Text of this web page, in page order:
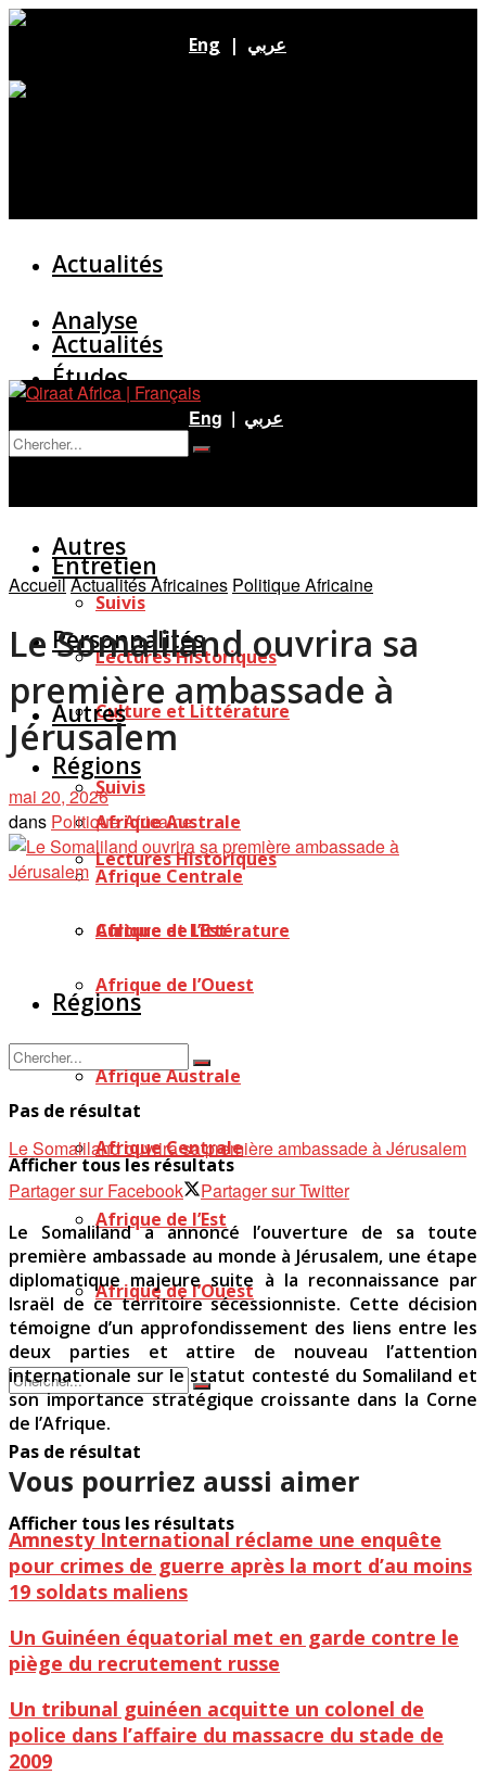
Eng | عربي
Actualités
Analyse
Études
Entretien
Autres
Suivis
Lectures Historiques
Culture et Littérature
Régions
Afrique Australe
Afrique Centrale
Afrique de l’Est
Afrique de l’Ouest
Pas de résultat
Afficher tous les résultats
Actualités
Entretien
Personnalités
Autres
Suivis
Lectures Historiques
Culture et Littérature
Régions
Afrique Australe
Afrique Centrale
Afrique de l’Est
Afrique de l’Ouest
Pas de résultat
Afficher tous les résultats
Eng | عربي
AccueilActualités Africaines Politique Africaine
Le Somaliland ouvrira sa
première ambassade à
Jérusalem
mai 20, 2026
dans Politique Africaine
Le Somaliland ouvrira sa première ambassade à Jérusalem
Partager sur Facebook
Partager sur Twitter
Le Somaliland a annoncé l’ouverture de sa toute
première ambassade au monde à Jérusalem, une étape
diplomatique majeure suite à la reconnaissance par
Israël de ce territoire sécessionniste. Cette décision
témoigne d’un approfondissement des liens entre les
deux parties et attire de nouveau l’attention
internationale sur le statut contesté du Somaliland et
son importance stratégique croissante dans la Corne
de l’Afrique.
Vous pourriez aussi aimer
Amnesty International réclame une enquête
pour crimes de guerre après la mort d’au moins
19 soldats maliens
Un Guinéen équatorial met en garde contre le
piège du recrutement russe
Un tribunal guinéen acquitte un colonel de
police dans l’affaire du massacre du stade de
2009